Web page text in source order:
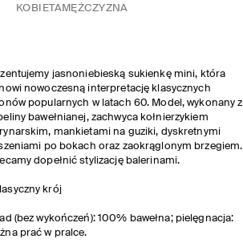
KOBIETA MĘŻCZYZNA
jasnoniebieską sukienkę mini, która
nowoczesną interpretację klasycznych
popularnych w latach 60. Model, wykonany z
bawełnianej, zachwyca kołnierzykiem
mankietami na guziki, dyskretnymi
po bokach oraz zaokrąglonym brzegiem.
dopełnić stylizację balerinami.
krój
(bez wykończeń): 100% bawełna; pielęgnacja:
prać w pralce.